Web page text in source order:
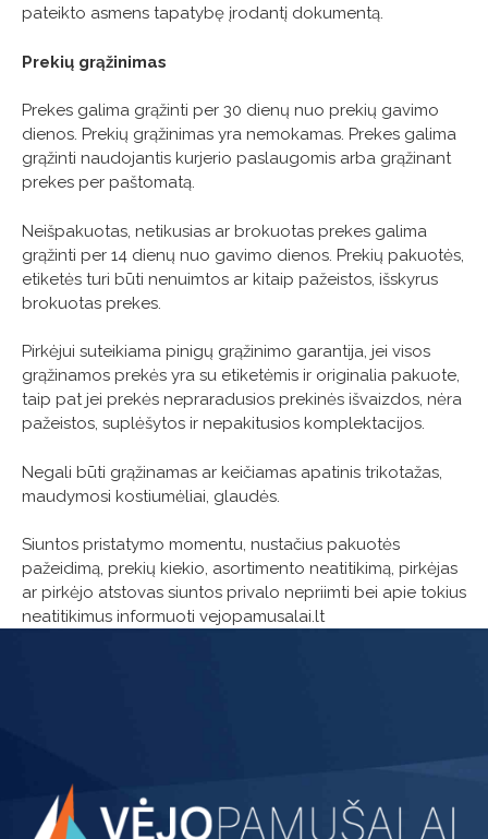
pateikto asmens tapatybę įrodantį dokumentą.
Prekių grąžinimas
Prekes galima grąžinti per 30 dienų nuo prekių gavimo
dienos. Prekių grąžinimas yra nemokamas. Prekes galima
grąžinti naudojantis kurjerio paslaugomis arba grąžinant
prekes per paštomatą.
Neišpakuotas, netikusias ar brokuotas prekes galima
grąžinti per 14 dienų nuo gavimo dienos. Prekių pakuotės,
etiketės turi būti nenuimtos ar kitaip pažeistos, išskyrus
brokuotas prekes.
Pirkėjui suteikiama pinigų grąžinimo garantija, jei visos
grąžinamos prekės yra su etiketėmis ir originalia pakuote,
taip pat jei prekės nepraradusios prekinės išvaizdos, nėra
pažeistos, suplėšytos ir nepakitusios komplektacijos.
Negali būti grąžinamas ar keičiamas apatinis trikotažas,
maudymosi kostiumėliai, glaudės.
Siuntos pristatymo momentu, nustačius pakuotės
pažeidimą, prekių kiekio, asortimento neatitikimą, pirkėjas
ar pirkėjo atstovas siuntos privalo nepriimti bei apie tokius
neatitikimus informuoti vejopamusalai.lt